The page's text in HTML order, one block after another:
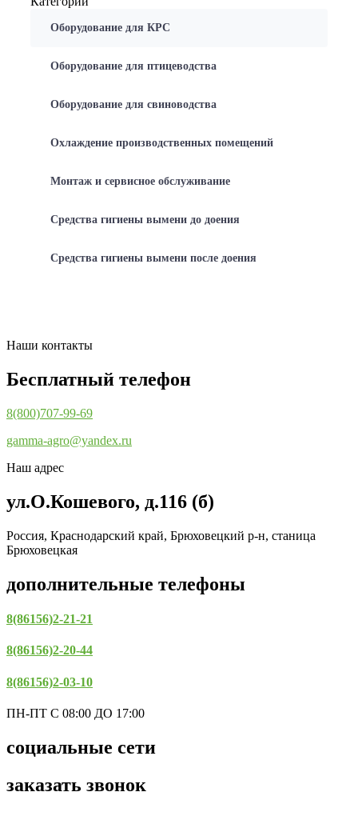
Оборудование для КРС
Оборудование для птицеводства
Оборудование для свиноводства
Охлаждение производственных помещений
Монтаж и сервисное обслуживание
Средства гигиены вымени до доения
Средства гигиены вымени после доения
Наши контакты
Бесплатный телефон
8(800)707-99-69
gamma-agro@yandex.ru
Наш адрес
ул.О.Кошевого, д.116 (б)
Россия, Краснодарский край, Брюховецкий р-н, станица
Брюховецкая
дополнительные телефоны
8(86156)2-21-21
8(86156)2-20-44
8(86156)2-03-10
ПН-ПТ С 08:00 ДО 17:00
социальные сети
заказать звонок